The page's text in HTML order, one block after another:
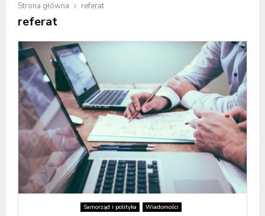
Strona główna referat
referat
Samorząd i polityka Wiadomości